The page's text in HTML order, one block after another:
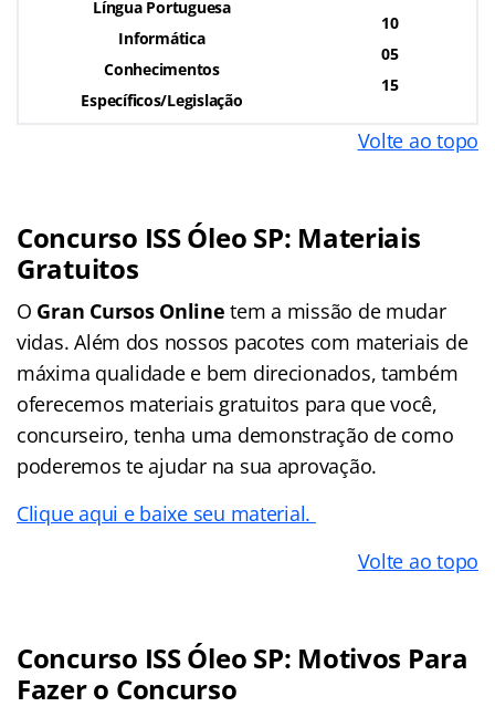
Língua Portuguesa
Informática
Conhecimentos
Específicos/Legislação
10
05
15
Volte ao topo
Concurso ISS Óleo SP: Materiais
Gratuitos
O Gran Cursos Onlinetem a missão de mudar
vidas. Além dos nossos pacotes com materiais de
máxima qualidade e bem direcionados, também
oferecemos materiais gratuitos para que você,
concurseiro, tenha uma demonstração de como
poderemos te ajudar na sua aprovação.
Clique aqui e baixe seu material.
Volte ao topo
Concurso ISS Óleo SP: Motivos Para
Fazer o Concurso